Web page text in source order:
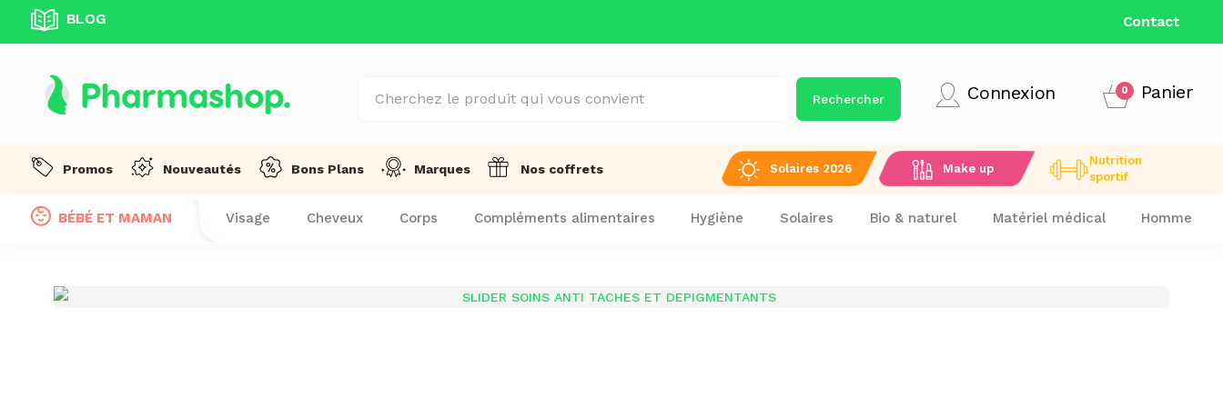
BLOG Contact
Rechercher Connexion Panier
0
Promos Nouveautés Bons Plans Marques Nos coffrets Solaires 2026 Make up
Nutrition
sportif
BÉBÉ ET MAMAN Visage Cheveux Corps Compléments alimentaires Hygiène Solaires Bio & naturel Matériel médical Homme